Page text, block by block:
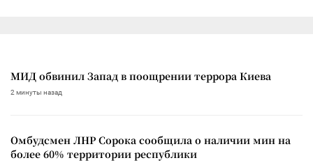
МИД обвинил Запад в поощрении террора Киева
2 минуты назад
Омбудсмен ЛНР Сорока сообщила о наличии мин на
более 60% территории республики